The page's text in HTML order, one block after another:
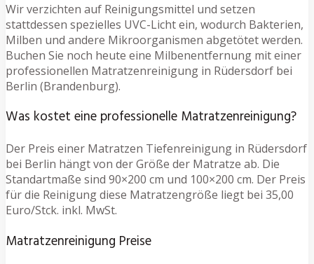
Wir verzichten auf Reinigungsmittel und setzen
stattdessen spezielles UVC-Licht ein, wodurch Bakterien,
Milben und andere Mikroorganismen abgetötet werden.
Buchen Sie noch heute eine Milbenentfernung mit einer
professionellen Matratzenreinigung in Rüdersdorf bei
Berlin (Brandenburg).
Was kostet eine professionelle Matratzenreinigung?
Der Preis einer Matratzen Tiefenreinigung in Rüdersdorf
bei Berlin hängt von der Größe der Matratze ab. Die
Standartmaße sind 90×200 cm und 100×200 cm. Der Preis
für die Reinigung diese Matratzengröße liegt bei 35,00
Euro/Stck. inkl. MwSt.
Matratzenreinigung Preise